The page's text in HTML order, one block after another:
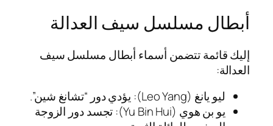
أبطال مسلسل سيف العدالة
إليك قائمة تتضمن أسماء أبطال مسلسل سيف
العدالة:
ليو يانغ (Leo Yang): يؤدي دور “تشانغ شين”.
يو بن هوي (Yu Bin Hui): تجسد دور الزوجة